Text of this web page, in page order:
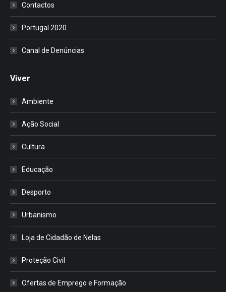
Contactos
Portugal 2020
Canal de Denúncias
Viver
Ambiente
Ação Social
Cultura
Educação
Desporto
Urbanismo
Loja de Cidadão de Nelas
Proteção Civil
Ofertas de Emprego e Formação